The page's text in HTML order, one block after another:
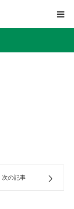
次の記事